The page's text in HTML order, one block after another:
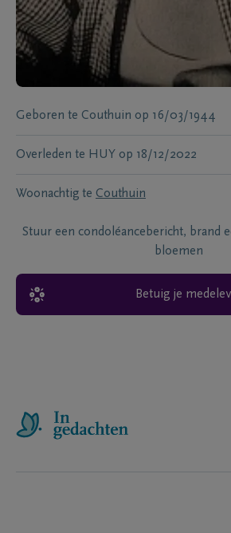
Geboren te Couthuin op 16/03/1944
Overleden te HUY op 18/12/2022
Woonachtig te Couthuin
Stuur een condoléancebericht, brand
bloemen
Betuig je